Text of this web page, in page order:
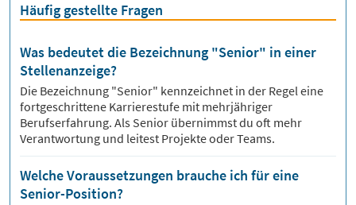
Häufig gestellte Fragen
Was bedeutet die Bezeichnung "Senior" in einer
Stellenanzeige?
Die Bezeichnung "Senior" kennzeichnet in der Regel eine
fortgeschrittene Karrierestufe mit mehrjähriger
Berufserfahrung. Als Senior übernimmst du oft mehr
Verantwortung und leitest Projekte oder Teams.
Welche Voraussetzungen brauche ich für eine
Senior-Position?